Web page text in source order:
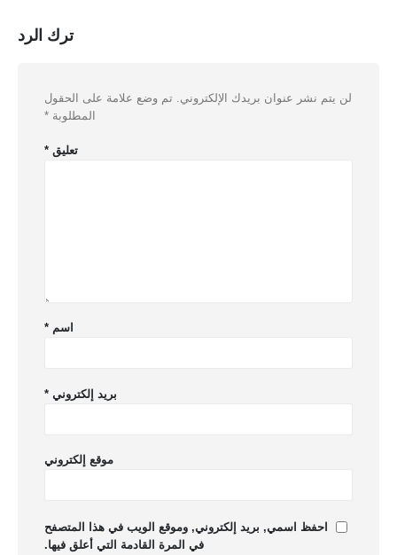
ترك الرد
لن يتم نشر عنوان بريدك الإلكتروني. تم وضع علامة على الحقول
المطلوبة *
تعليق *
اسم *
بريد إلكتروني *
موقع إلكتروني
احفظ اسمي, بريد إلكتروني, وموقع الويب في هذا المتصفح
في المرة القادمة التي أعلق فيها.